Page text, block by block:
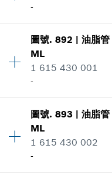
-
顯示在插圖
-
-
價格類組 :-
零件信息
圖號.892 |油脂管
ML
1 615 430 001
-
價格類組 :00
零件信息
圖號.893 |油脂管
ML
1 615 430 002
-